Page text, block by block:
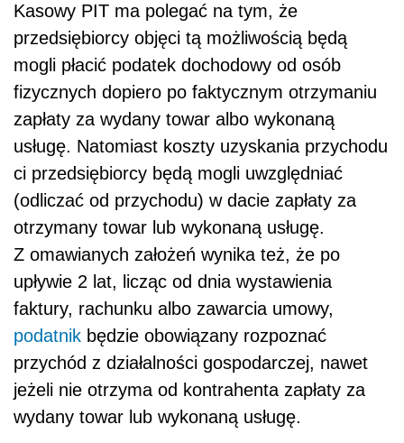
Kasowy PIT ma polegać na tym, że
przedsiębiorcy objęci tą możliwością będą
mogli płacić podatek dochodowy od osób
fizycznych dopiero po faktycznym otrzymaniu
zapłaty za wydany towar albo wykonaną
usługę. Natomiast koszty uzyskania przychodu
ci przedsiębiorcy będą mogli uwzględniać
(odliczać od przychodu) w dacie zapłaty za
otrzymany towar lub wykonaną usługę.
Z omawianych założeń wynika też, że po
upływie 2 lat, licząc od dnia wystawienia
faktury, rachunku albo zawarcia umowy,
podatnik będzie obowiązany rozpoznać
przychód z działalności gospodarczej, nawet
jeżeli nie otrzyma od kontrahenta zapłaty za
wydany towar lub wykonaną usługę.